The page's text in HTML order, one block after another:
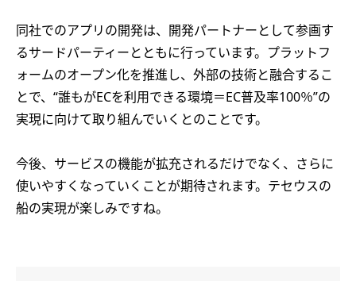
同社でのアプリの開発は、開発パートナーとして参画す
るサードパーティーとともに行っています。プラットフ
ォームのオープン化を推進し、外部の技術と融合するこ
とで、“誰もがECを利用できる環境＝EC普及率100％”の
実現に向けて取り組んでいくとのことです。
今後、サービスの機能が拡充されるだけでなく、さらに
使いやすくなっていくことが期待されます。テセウスの
船の実現が楽しみですね。